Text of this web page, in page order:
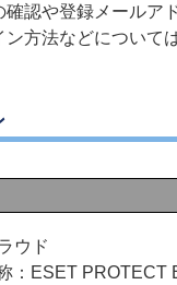
認や登録メールア
方法などについて
ウド
：ESET PROTECT